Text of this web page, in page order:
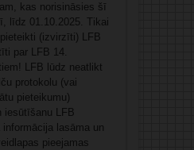
kas norisināsies šī
līdz 01.10.2025. Tikai
(izvirzīti) LFB
par LFB 14.
LFB lūdz neatlikt
protokolu (vai
pieteikumu)
iesūtīšanu LFB
informācija lasāma un
pieejamas